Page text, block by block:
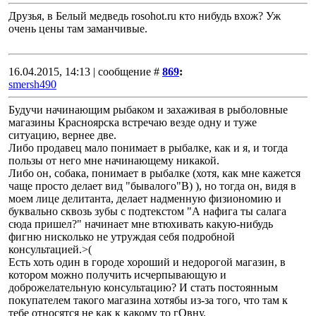
Друзья, в Белый медведь rosohot.ru кто нибудь вхож? Уж
очень цены там заманчивые.
16.04.2015, 14:13 | сообщение # 869:
smersh490
Будучи начинающим рыбаком и захаживая в рыболовные
магазины Красноярска встречаю везде одну и туже
ситуацию, вернее две.
Либо продавец мало понимает в рыбалке, как и я, и тогда
пользы от него мне начинающему никакой.
Либо он, собака, понимает в рыбалке (хотя, как мне кажется
чаще просто делает вид "бывалого"B) ), но тогда он, видя в
моем лице делитанта, делает надменную физиономию и
буквально сквозь зубы с подтекстом "А нафига ты салага
сюда пришел?" начинает мне втюхивать какую-нибудь
фигню нисколько не утруждая себя подробной
консультацией.>(
Есть хоть один в городе хороший и недорогой магазин, в
котором можно получить исчерпывающую и
доброжелательную консультацию? И стать постоянным
покупателем такого магазина хотябы из-за того, что там к
тебе относятся не как к какому то гОвну.